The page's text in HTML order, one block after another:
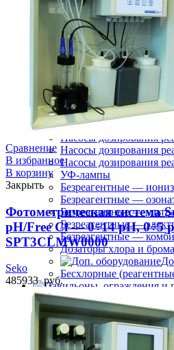
Противоскользящие
Окружающий декор,
сада для бассейнов
дезинфекции
Станции дозирования
Электроды (датчики)
Запчасти и
дезинфекции
Расходники
Насосы дозирования
Насосы дозирования
Насосы дозирования
УФ-лампы
Безреагентные —
Безреагентные —
Безреагентные —
Безреагентные —
Безреагентные —
Дозаторы хлора и брома
Бесхлорные
ограждения и перголы
Павильоны
Пергола металлическая
Ограждение для
Сравнение
В избранное
В корзину
Закрыть
Фотометрическая система
pH/Free Cl — 0÷14 pH, 0÷5
SPT3CLMW0000
Seko
485933руб.